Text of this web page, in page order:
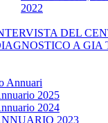
2022
DEL
A GIA
Annuari
2025
2024
2023